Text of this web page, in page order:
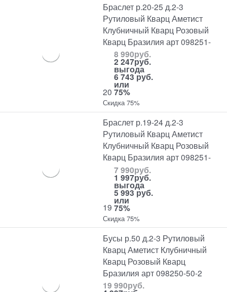
Браслет р.20-25 д.2-3
Рутиловый Кварц Аметист
Клубничный Кварц Розовый
Кварц Бразилия арт 098251-
20
8 990руб.
2 247руб.
выгода
6 743 руб.
или
75%
Скидка 75%
Браслет р.19-24 д.2-3
Рутиловый Кварц Аметист
Клубничный Кварц Розовый
Кварц Бразилия арт 098251-
19
7 990руб.
1 997руб.
выгода
5 993 руб.
или
75%
Скидка 75%
Бусы р.50 д.2-3 Рутиловый
Кварц Аметист Клубничный
Кварц Розовый Кварц
Бразилия арт 098250-50-2
19 990руб.